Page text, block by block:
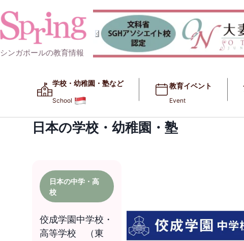
シンガポールの教育情報
学校・幼稚園・塾など​​
School
教育イベント
Event
日本の学校・幼稚園・塾
日本の中学・高
校
佼成学園中学校・
高等学校 （東